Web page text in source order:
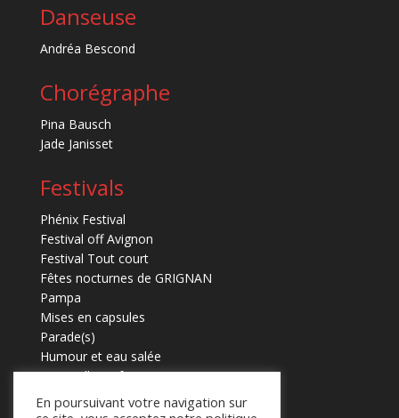
Danseuse
Andréa Bescond
Chorégraphe
Pina Bausch
Jade Janisset
Festivals
Phénix Festival
Festival off Avignon
Festival Tout court
Fêtes nocturnes de GRIGNAN
Pampa
Mises en capsules
Parade(s)
Humour et eau salée
Marmaille en fugues
En poursuivant votre navigation sur